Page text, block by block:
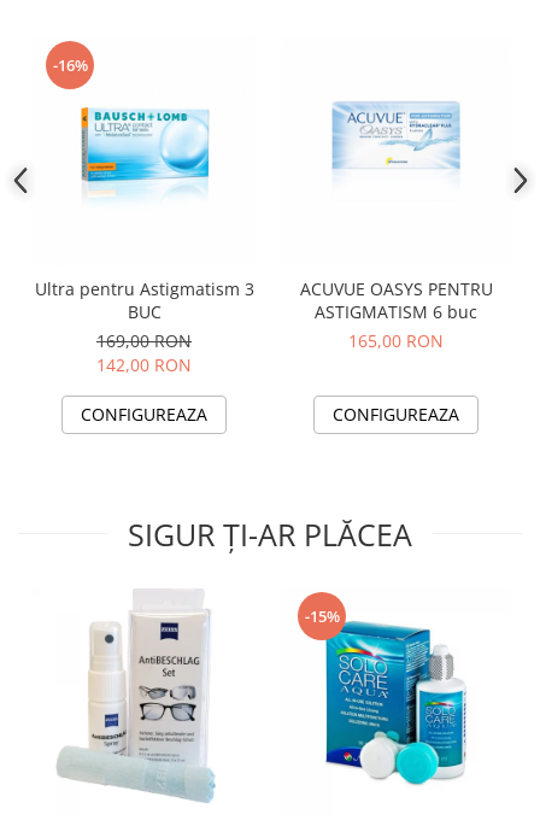
Polar
Pull & Bear
Tommy Hilfiger
Vogue
-16%
Ultra pentru Astigmatism 3
BUC
169,00 RON
142,00 RON
CONFIGUREAZA
ACUVUE OASYS PENTRU
ASTIGMATISM 6 buc
165,00 RON
CONFIGUREAZA
SIGUR ȚI-AR PLĂCEA
-15%